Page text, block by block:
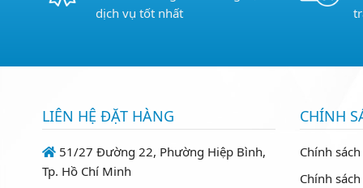
dịch vụ tốt nhất
LIÊN HỆ ĐẶT HÀNG
51/27 Đường 22, Phường Hiệp Bình,
Tp. Hồ Chí Minh
CHÍNH
Chính
Chính